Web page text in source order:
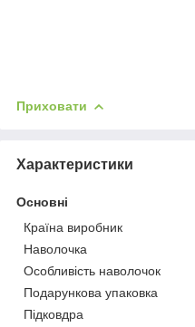
Приховати
Характеристики
Основні
Країна виробник
Наволочка
Особливість наволочок
Подарункова упаковка
Підковдра